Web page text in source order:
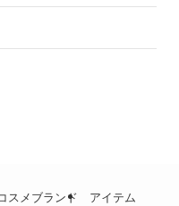
スメブランド アイテム